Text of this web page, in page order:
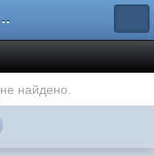
интернет-магазинов
найдено.